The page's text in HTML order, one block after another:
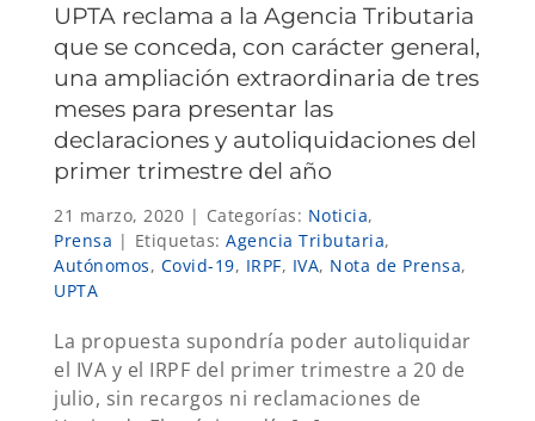
UPTA reclama a la Agencia Tributaria
que se conceda, con carácter general,
una ampliación extraordinaria de tres
meses para presentar las
declaraciones y autoliquidaciones del
primer trimestre del año
21 marzo, 2020 | Categorías: Noticia,
Prensa | Etiquetas: Agencia Tributaria,
Autónomos, Covid-19, IRPF, IVA, Nota de Prensa,
UPTA
La propuesta supondría poder autoliquidar
el IVA y el IRPF del primer trimestre a 20 de
julio, sin recargos ni reclamaciones de